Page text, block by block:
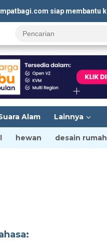
siap membantu
Alam Lainnya
hewan desain rumah